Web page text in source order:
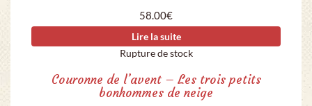
58.00€
Lire la suite
Rupture de stock
Couronne de l’avent – Les trois petits
bonhommes de neige